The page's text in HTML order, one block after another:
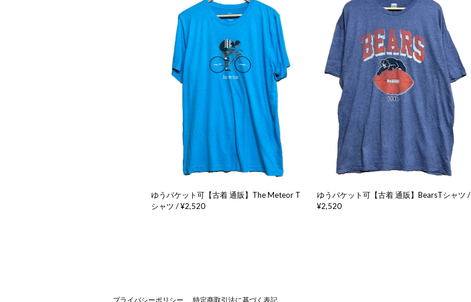
ゆうパケット可【古着 通販】The Meteor T
シャツ / ¥2,520
ゆうパケット可【古着 通販】BearsTシャツ /
¥2,520
プライバシーポリシー 特定商取引法に基づく表記